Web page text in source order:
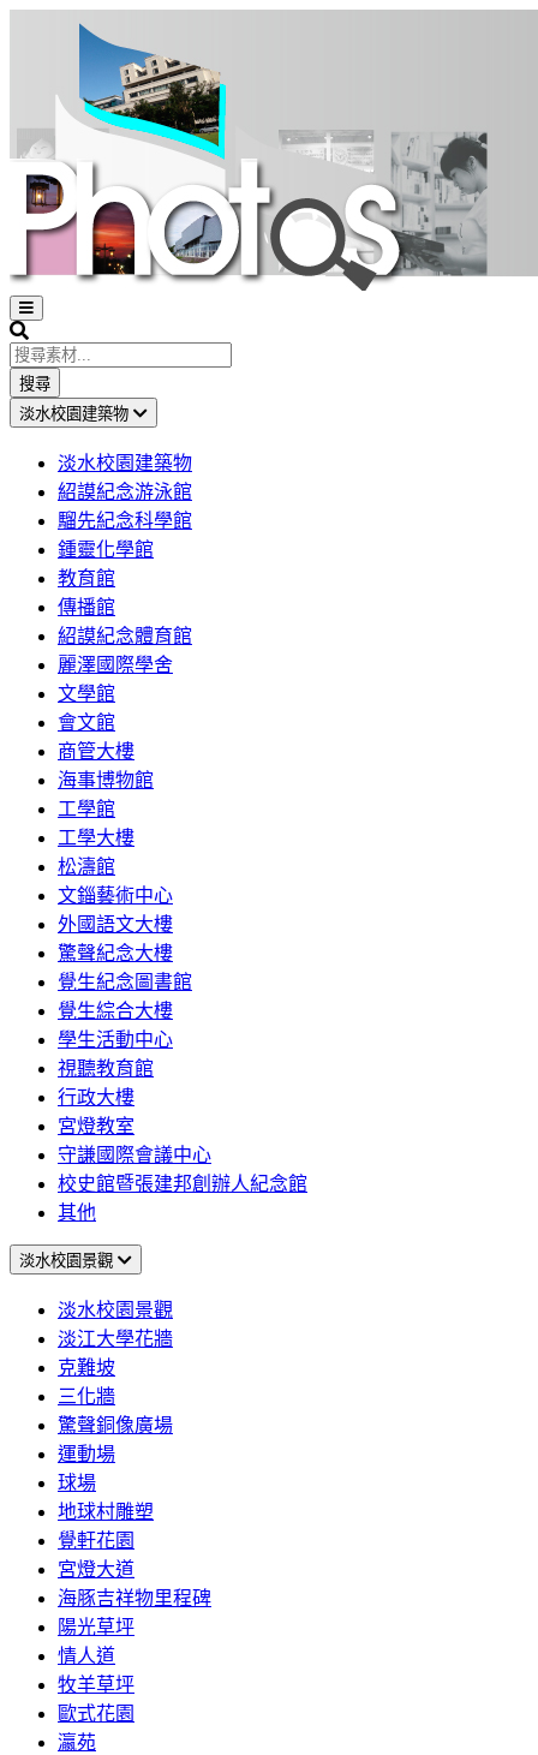
Open
sidebar
Search
搜尋
淡水校園建築物
淡水校園建築物
紹謨紀念游泳館
騮先紀念科學館
鍾靈化學館
教育館
傳播館
紹謨紀念體育館
麗澤國際學舍
文學館
會文館
商管大樓
海事博物館
工學館
工學大樓
松濤館
文錙藝術中心
外國語文大樓
驚聲紀念大樓
覺生紀念圖書館
覺生綜合大樓
學生活動中心
視聽教育館
行政大樓
宮燈教室
守謙國際會議中心
校史館暨張建邦創辦人紀念館
其他
淡水校園景觀
淡水校園景觀
淡江大學花牆
克難坡
三化牆
驚聲銅像廣場
運動場
球場
地球村雕塑
覺軒花園
宮燈大道
海豚吉祥物里程碑
陽光草坪
情人道
牧羊草坪
歐式花園
瀛苑